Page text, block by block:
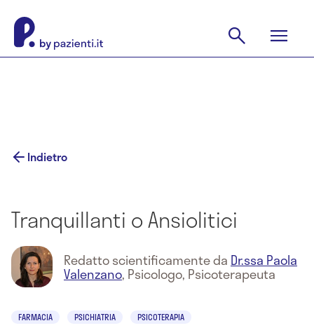
Indietro
Tranquillanti o Ansiolitici
Redatto scientificamente da Dr.ssa Paola
Valenzano, Psicologo, Psicoterapeuta
FARMACIA PSICHIATRIA PSICOTERAPIA